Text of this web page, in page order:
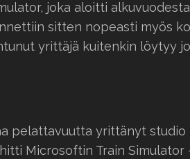
joka aloitti
sitten nopeasti myös
yrittäjä kuitenkin löytyy
pelattavuutta yrittänyt studio
Microsoftin Train Simulator